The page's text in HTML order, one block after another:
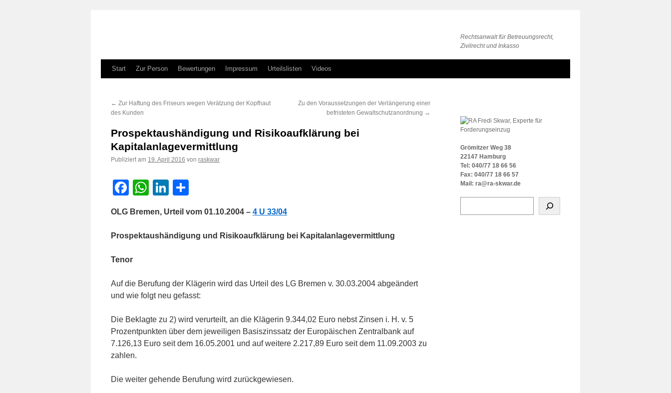
Rechtsanwalt für Betreuungsrecht,
Zivilrecht und Inkasso
Zum
springen
Start Zur Person Bewertungen Impressum Urteilslisten Videos
← Zur Haftung des Friseurs wegen Verätzung der Kopfhaut
des Kunden
Zu den Voraussetzungen der Verlängerung einer
befristeten Gewaltschutzanordnung →
Prospektaushändigung und Risikoaufklärung bei
Kapitalanlagevermittlung
Publiziert am 19. April 2016 von raskwar
Facebook
WhatsApp
LinkedIn
OLG Bremen, Urteil vom 01.10.2004 – 4 U 33/04
Prospektaushändigung und Risikoaufklärung bei Kapitalanlagevermittlung
Tenor
Auf die Berufung der Klägerin wird das Urteil des LG Bremen v. 30.03.2004 abgeändert
und wie folgt neu gefasst:
Die Beklagte zu 2) wird verurteilt, an die Klägerin 9.344,02 Euro nebst Zinsen i. H. v. 5
Prozentpunkten über dem jeweiligen Basiszinssatz der Europäischen Zentralbank auf
7.126,13 Euro seit dem 16.05.2001 und auf weitere 2.217,89 Euro seit dem 11.09.2003 zu
zahlen.
Die weiter gehende Berufung wird zurückgewiesen.
Grömitzer Weg 38
22147 Hamburg
Tel: 040/77 18 66 56
Fax: 040/77 18 66 57
Mail: ra@ra-skwar.de